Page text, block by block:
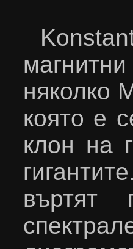
няколко
която е
клон на
въртят